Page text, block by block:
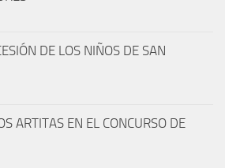
DE LOS NIÑOS DE SAN
ARTITAS EN EL CONCURSO DE